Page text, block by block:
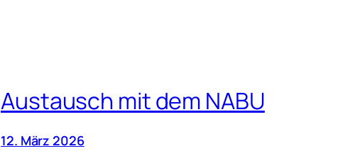
Austausch mit dem NABU
12. März 2026